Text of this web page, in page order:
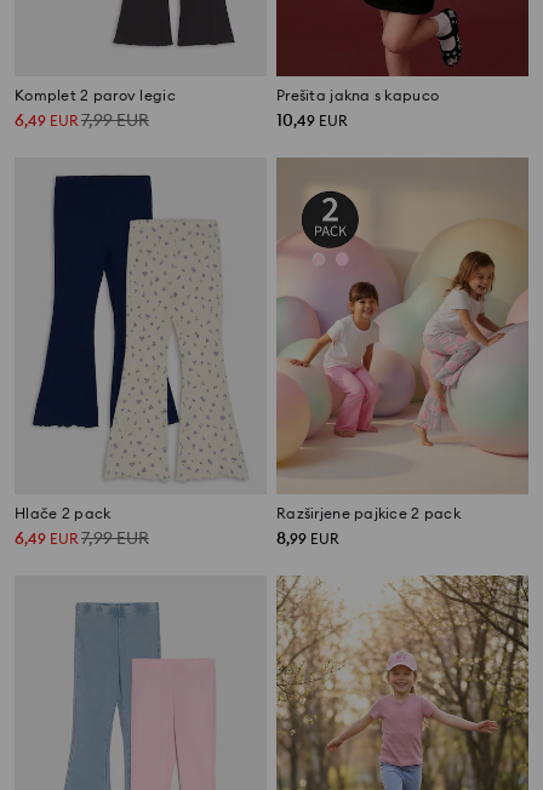
Komplet 2 parov legic
6,49 EUR7,99EUR
Prešita jakna s kapuco
10,49 EUR
Hlače 2 pack
6,49 EUR 7,99EUR
Razširjene pajkice 2 pack
8,99 EUR